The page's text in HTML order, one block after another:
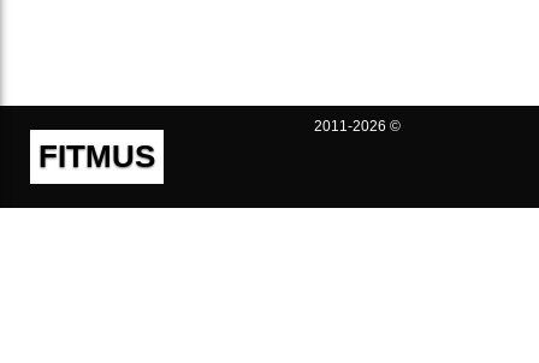
FITMUS
2011-2026 ©